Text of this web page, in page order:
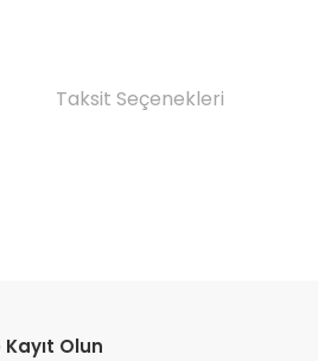
Taksit Seçenekleri
Olun